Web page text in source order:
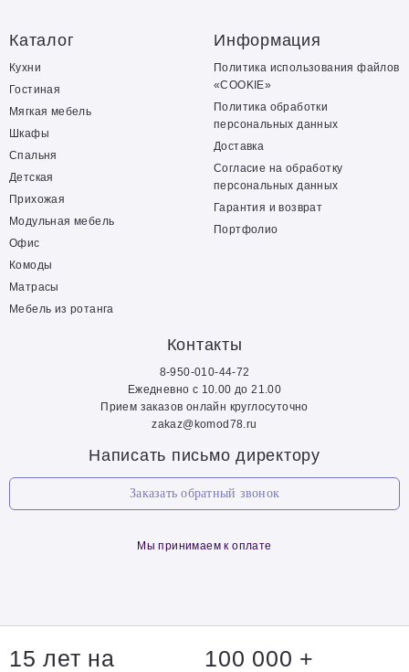
Каталог
Кухни
Гостиная
Мягкая мебель
Шкафы
Спальня
Детская
Прихожая
Модульная мебель
Офис
Комоды
Матрасы
Мебель из ротанга
Информация
Политика использования файлов
«COOKIE»
Политика обработки
персональных данных
Доставка
Согласие на обработку
персональных данных
Гарантия и возврат
Портфолио
Контакты
8-950-010-44-72
Ежедневно с 10.00 до 21.00
Прием заказов онлайн круглосуточно
zakaz@komod78.ru
Написать письмо директору
Заказать обратный звонок
Мы принимаем к оплате
15 лет на
100 000 +